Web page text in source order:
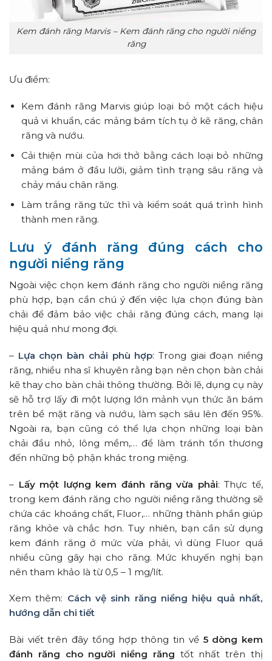
Kem đánh răng Marvis – Kem đánh răng cho người niềng
răng
Ưu điểm:
Kem đánh răng Marvis giúp loại bỏ một cách hiệu
quả vi khuẩn, các mảng bám tích tụ ở kẽ răng, chân
răng và nướu.
Cải thiện mùi của hơi thở bằng cách loại bỏ những
mảng bám ở đầu lưỡi, giảm tình trạng sâu răng và
chảy máu chân răng.
Làm trắng răng tức thì và kiểm soát quá trình hình
thành men răng.
Lưu ý đánh răng đúng cách cho
người niềng răng
Ngoài việc chọn kem đánh răng cho người niềng răng
phù hợp, bạn cần chú ý đến việc lựa chọn đúng bàn
chải để đảm bảo việc chải răng đúng cách, mang lại
hiệu quả như mong đợi.
– Lựa chọn bàn chải phù hợp: Trong giai đoạn niềng
răng, nhiều nha sĩ khuyên rằng bạn nên chọn bàn chải
kẽ thay cho bàn chải thông thường. Bởi lẽ, dụng cụ này
sẽ hỗ trợ lấy đi một lượng lớn mảnh vụn thức ăn bám
trên bề mặt răng và nướu, làm sạch sâu lên đến 95%.
Ngoài ra, bạn cũng có thể lựa chọn những loại bàn
chải đầu nhỏ, lông mềm,… để làm tránh tổn thương
đến những bộ phận khác trong miệng.
– Lấy một lượng kem đánh răng vừa phải: Thực tế,
trong kem đánh răng cho người niềng răng thường sẽ
chứa các khoáng chất, Fluor,… những thành phần giúp
răng khỏe và chắc hơn. Tuy nhiên, bạn cần sử dụng
kem đánh răng ở mức vừa phải, vì dùng Fluor quá
nhiều cũng gây hại cho răng. Mức khuyến nghị bạn
nên tham khảo là từ 0,5 – 1 mg/lít.
Xem thêm: Cách vệ sinh răng niềng hiệu quả nhất,
hướng dẫn chi tiết
Bài viết trên đây tổng hợp thông tin về 5 dòng kem
đánh răng cho người niềng răng tốt nhất trên thị